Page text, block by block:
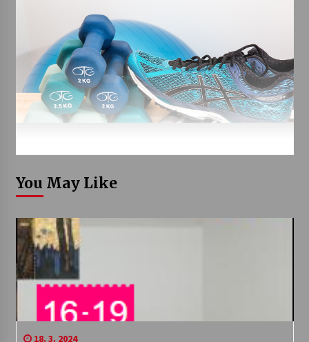
You May Like
18. 3. 2024